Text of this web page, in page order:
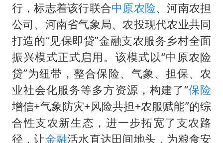
以军士兵把枪口对准中国记者
上门女婿出轨女邻居多年被判重婚罪
韩军前线部队连曝丑闻
《龙餐馆》 冲奖
笔试第一被劝弃考涉事副校长被撤职
构建更高水平的全民健身公共服务体系
奋力开创中国式现代化建设新局面
行，标志着该行联合中原农险、河南农担
公司、河南省气象局、农投现代农业共同
打造的“见保即贷”金融支农服务乡村全面
振兴模式正式启用。该模式以“中原农险
贷”为纽带，整合保险、气象、担保、农
业社会化服务等多方资源，构建了“保险
增信+气象防灾+风险共担+农服赋能”的综
合性支农新生态，进一步拓宽了支农路
径，让金融活水直达田间地头，为粮食安